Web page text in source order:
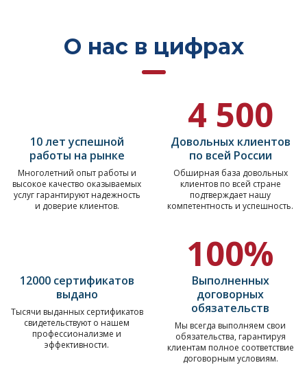
О нас в цифрах
10 лет успешной
работы на рынке
Многолетний опыт работы и
высокое качество оказываемых
услуг гарантируют надежность
и доверие клиентов.
4 500
Довольных клиентов
по всей России
Обширная база довольных
клиентов по всей стране
подтверждает нашу
компетентность и успешность.
12000 сертификатов
выдано
Тысячи выданных сертификатов
свидетельствуют о нашем
профессионализме и
эффективности.
100%
Выполненных
договорных
обязательств
Мы всегда выполняем свои
обязательства, гарантируя
клиентам полное соответствие
договорным условиям.